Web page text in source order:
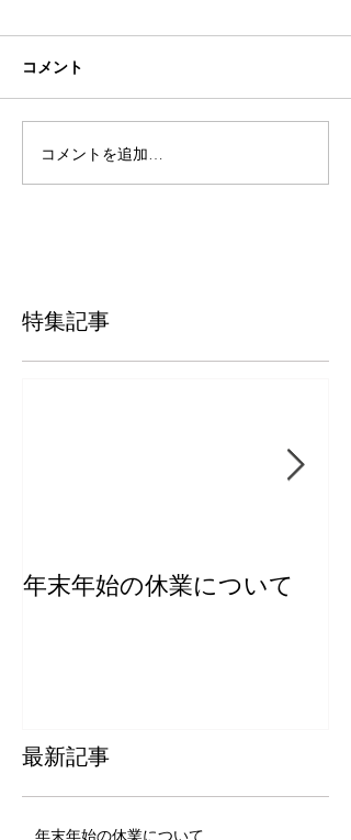
コメント
コメントを追加…
特集記事
年末年始の休業について
最新記事